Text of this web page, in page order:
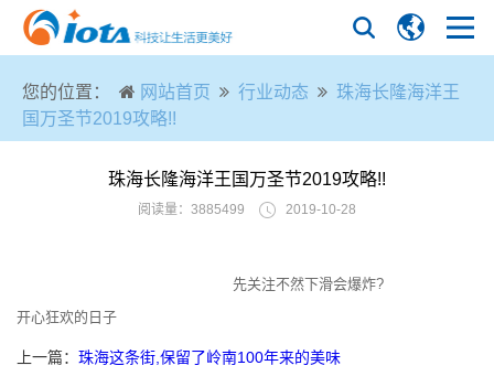
您的位置： 网站首页 行业动态
珠海长隆海洋王
国万圣节2019攻略!!
珠海长隆海洋王国万圣节2019攻略!!
阅读量：3885499 2019-10-28
先关注不然下滑会爆炸?
开心狂欢的日子
上一篇： 珠海这条街,保留了岭南100年来的美味